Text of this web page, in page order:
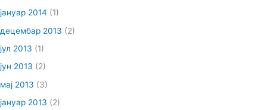
јануар 2014 (1)
децембар 2013 (2)
јул 2013 (1)
јун 2013 (2)
мај 2013 (3)
јануар 2013 (2)